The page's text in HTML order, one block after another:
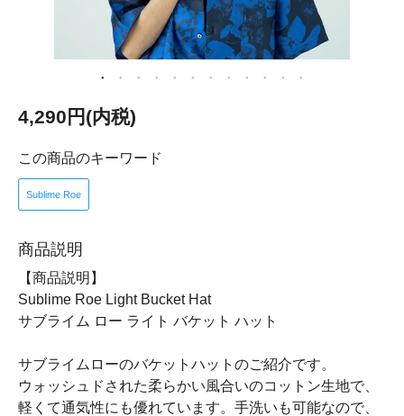
4,290円(内税)
この商品のキーワード
Sublime Roe
商品説明
【商品説明】
Sublime Roe Light Bucket Hat
サブライム ロー ライト バケット ハット
サブライムローのバケットハットのご紹介です。
ウォッシュドされた柔らかい風合いのコットン生地で、
軽くて通気性にも優れています。手洗いも可能なので、